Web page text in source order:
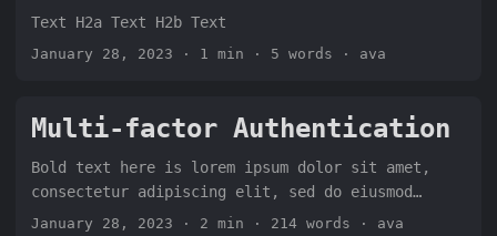
Text H2a Text H2b Text
January 28, 2023 · 1 min · 5 words · ava
Multi-factor Authentication
Bold text here is lorem ipsum dolor sit amet,
consectetur adipiscing elit, sed do eiusmod
tempor incididunt ut labore et dolore magna
January 28, 2023 · 2 min · 214 words · ava